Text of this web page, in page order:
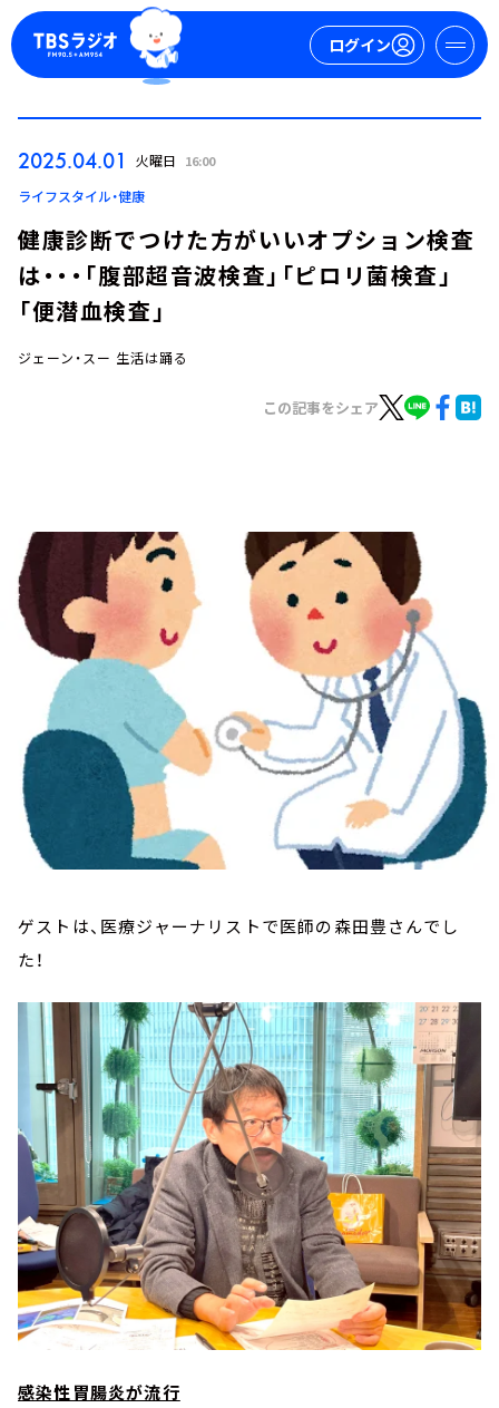
ログイン
ログイン
イベント・グッズ
YouTube
会社情報
2025.04.01 火曜日 16:00
ライフスタイル・健康
健康診断でつけた方がいいオプション検査
は・・・「腹部超音波検査」「ピロリ菌検査」
「便潜血検査」
ジェーン・スー 生活は踊る
この記事をシェア
ゲストは、医療ジャーナリストで医師の森田豊さんでし
た！
感染性胃腸炎が流行